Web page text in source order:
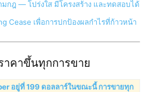
มกฎ — โปร่งใส มีโครงสร้าง และทดสอบได้
Cease เพื่อการปกป้องผลกำไรที่ก้าวหน้า
าคาขึ้นทุกการขาย
อยู่ที่ 199 ดอลลาร์ในขณะนี้ การขายทุก